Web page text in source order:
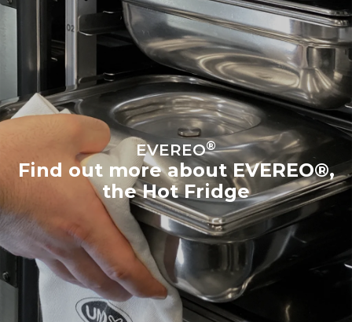
EVEREO®
Find out more about EVEREO®,
the Hot Fridge